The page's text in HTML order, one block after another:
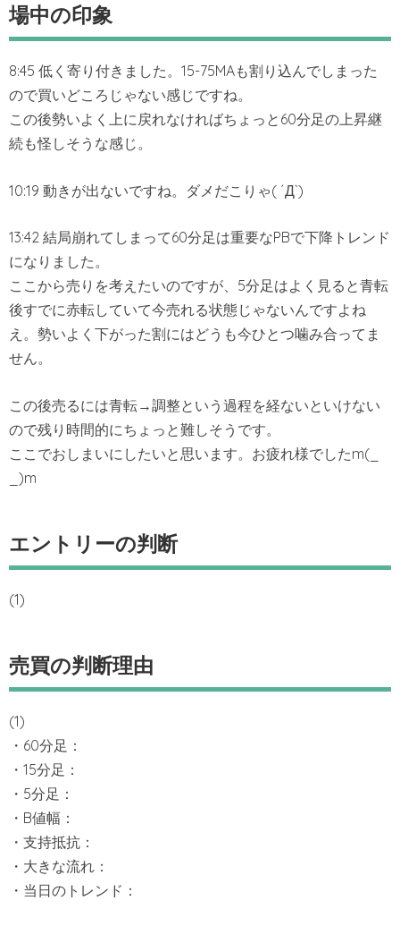
場中の印象
8:45 低く寄り付きました。15-75MAも割り込んでしまった
ので買いどころじゃない感じですね。
この後勢いよく上に戻れなければちょっと60分足の上昇継
続も怪しそうな感じ。
10:19 動きが出ないですね。ダメだこりゃ( ´Д`)
13:42 結局崩れてしまって60分足は重要なPBで下降トレンド
になりました。
ここから売りを考えたいのですが、5分足はよく見ると青転
後すでに赤転していて今売れる状態じゃないんですよね
え。勢いよく下がった割にはどうも今ひとつ噛み合ってま
せん。
この後売るには青転→調整という過程を経ないといけない
ので残り時間的にちょっと難しそうです。
ここでおしまいにしたいと思います。お疲れ様でしたm(_
_)m
エントリーの判断
(1)
売買の判断理由
(1)
・60分足：
・15分足：
・5分足：
・B値幅：
・支持抵抗：
・大きな流れ：
・当日のトレンド：